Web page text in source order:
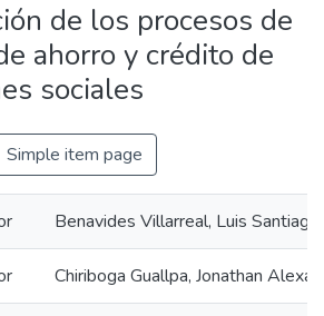
de los procesos de
ahorro y crédito de
sociales
Simple item page
Benavides Villarreal, Luis Santiago
Chiriboga Guallpa, Jonathan